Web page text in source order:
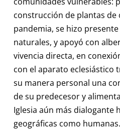
construcción de plantas de
pandemia, se hizo
naturales, y apoyó con
vivencia directa, en
con el aparato eclesiástico
su manera personal una
de su predecesor y
Iglesia aún más dialogante
geográficas como humanas.